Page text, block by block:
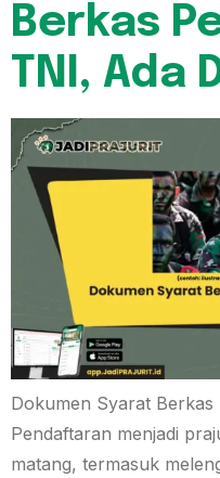
Berkas
TNI, Ada
Dokumen Syarat
Pendaftaran menjadi
matang, termasuk